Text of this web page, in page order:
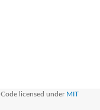
licensed under MIT